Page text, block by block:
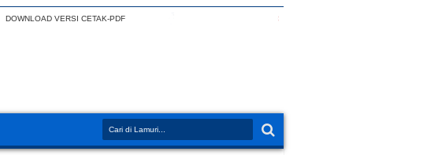
DOWNLOAD VERSI CETAK-PDF